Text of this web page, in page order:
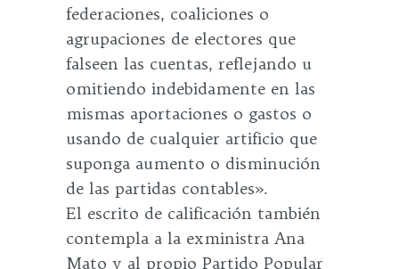
federaciones, coaliciones o
agrupaciones de electores que
falseen las cuentas, reflejando u
omitiendo indebidamente en las
mismas aportaciones o gastos o
usando de cualquier artificio que
suponga aumento o disminución
de las partidas contables».
El escrito de calificación también
contempla a la exministra Ana
Mato y al propio Partido Popular